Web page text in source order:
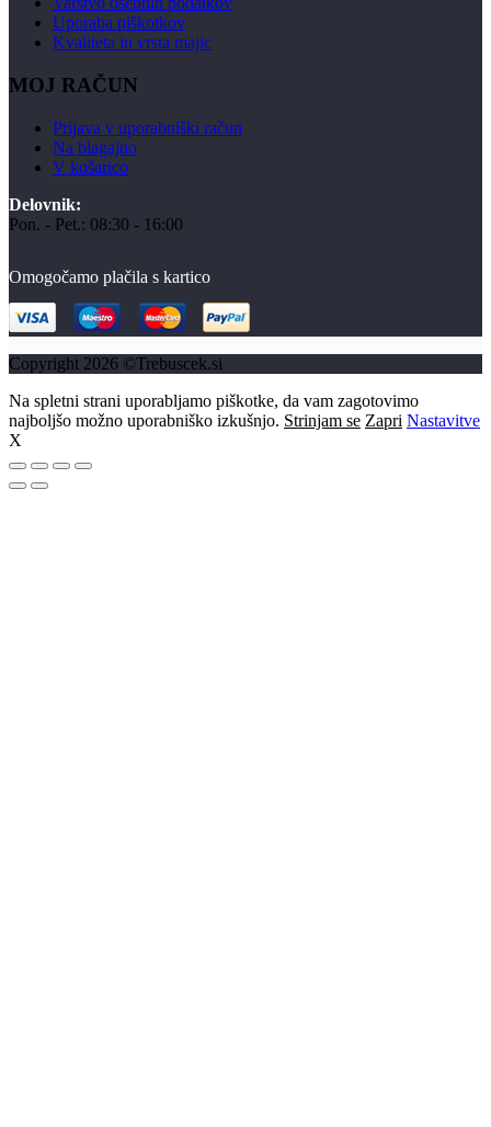
Uporaba piškotkov
Kvaliteta in vrsta majic
MOJ RAČUN
Prijava v uporabniški račun
Na blagajno
V košarico
Delovnik:
Pon. - Pet.: 08:30 - 16:00
Omogočamo plačila s kartico
Copyright 2026 ©Trebuscek.si
Na spletni strani uporabljamo piškotke, da vam zagotovimo
najboljšo možno uporabniško izkušnjo. Strinjam se Zapri Nastavitve
X